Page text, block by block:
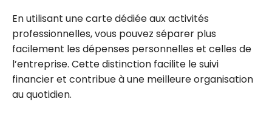
En utilisant une carte dédiée aux activités
professionnelles, vous pouvez séparer plus
facilement les dépenses personnelles et celles de
l’entreprise. Cette distinction facilite le suivi
financier et contribue à une meilleure organisation
au quotidien.